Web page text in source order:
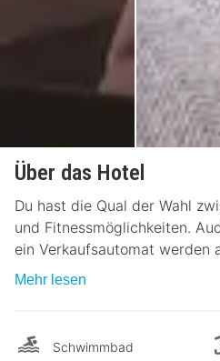
Über das Hotel
Du hast die Qual der Wahl
und Fitnessmöglichkeiten.
ein Verkaufsautomat werden
Mehr lesen
Schwimmbad